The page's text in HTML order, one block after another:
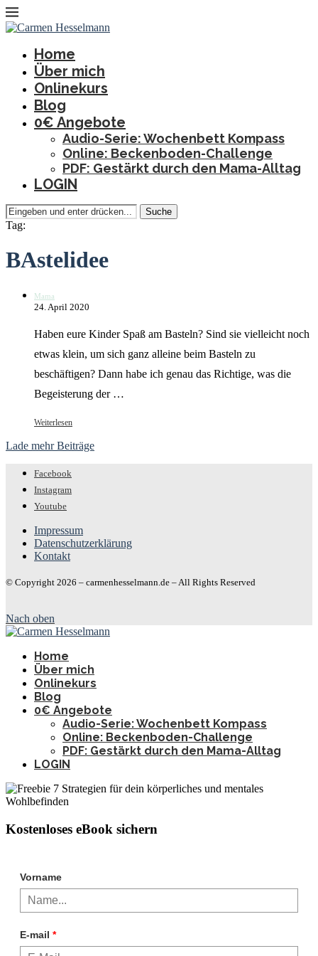
Home
Über mich
Onlinekurs
Blog
0€ Angebote
Audio-Serie: Wochenbett Kompass
Online: Beckenboden-Challenge
PDF: Gestärkt durch den Mama-Alltag
LOGIN
Suche
Tag:
BAstelidee
Mama
24. April 2020
Haben eure Kinder Spaß am Basteln? Sind sie vielleicht noch
etwas klein, um sich ganz alleine beim Basteln zu
beschäftigen? Dann habe ich genau das Richtige, was die
Begeisterung der …
Weiterlesen
Lade mehr Beiträge
Facebook
Instagram
Youtube
Impressum
Datenschutzerklärung
Kontakt
© Copyright 2026 – carmenhesselmann.de – All Rights Reserved
Nach oben
Home
Über mich
Onlinekurs
Blog
0€ Angebote
Audio-Serie: Wochenbett Kompass
Online: Beckenboden-Challenge
PDF: Gestärkt durch den Mama-Alltag
LOGIN
Kostenloses eBook sichern
Vorname
E-mail *